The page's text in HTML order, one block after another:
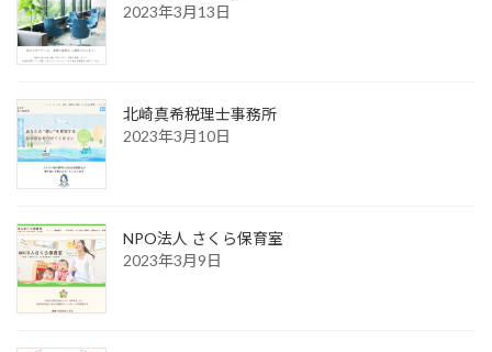
2023年3月13日
北崎真希税理士事務所
2023年3月10日
NPO法人 さくら保育室
2023年3月9日